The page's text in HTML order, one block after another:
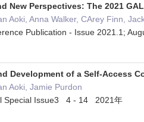
New Perspectives: The 2021
Aoki, Anna Walker, CArey Finn,
Publication - Issue 2021.1;
Development of a Self-Access
Aoki, Jamie Purdon
Special Issue3 4 - 14 2021年